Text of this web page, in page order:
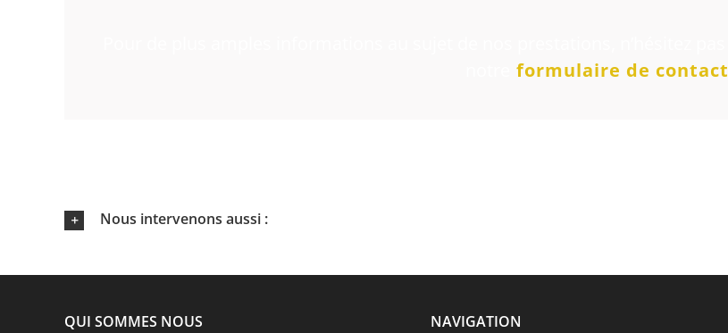
formulaire de contact
Nous intervenons aussi :
QUI SOMMES NOUS NAVIGATION